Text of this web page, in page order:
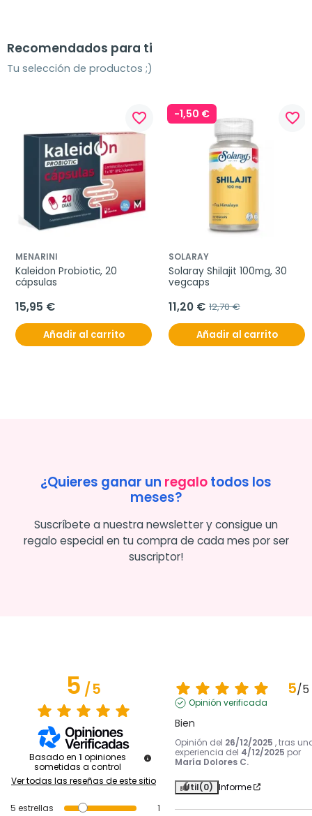
Recomendados para ti
Tu selección de productos ;)
favorite_border
MENARINI
Kaleidon Probiotic, 20
cápsulas
15,95 €
Añadir al carrito
-1,50 € favorite_border
SOLARAY
Solaray Shilajit 100mg, 30
vegcaps
11,20 € 12,70 €
Añadir al carrito
¿Quieres ganar un regalotodos los
meses?
Suscríbete a nuestra newsletter y consigue un
regalo especial en tu compra de cada mes por ser
suscriptor!
5/5
Basado en 1 opiniones
sometidas a control
Ver todas las reseñas de este sitio
5 estrellas
1
5/5
Opinión verificada
Bien
Opinión del 26/12/2025 , tras
experiencia del 4/12/2025 por
María Dolores C.
Útil(0) Informe